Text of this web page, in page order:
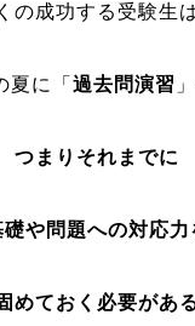
の成功する受験生は
夏に「 過去問演習
つまりそれまでに
礎や問題への対応力
めておく必要があ